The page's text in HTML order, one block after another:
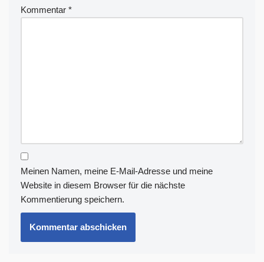
Kommentar *
Meinen Namen, meine E-Mail-Adresse und meine
Website in diesem Browser für die nächste
Kommentierung speichern.